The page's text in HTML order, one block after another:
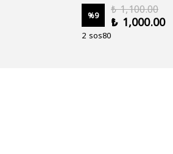
%9
₺ 1,100.00
₺ 1,000.00
2 sos80